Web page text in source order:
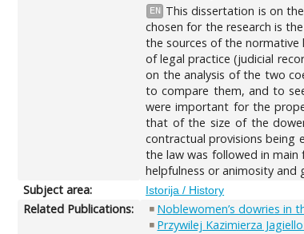
EN
This dissertation is on
chosen for the research is
the sources of the normative
of legal practice (judicial
on the analysis of the two
to compare them, and to
were important for the
that of the size of the
contractual provisions being
the law was followed in
helpfulness or animosity and
Subject area:
Istorija / History
Related Publications: Noblewomen’s dowries in
Przywilej Kazimierza